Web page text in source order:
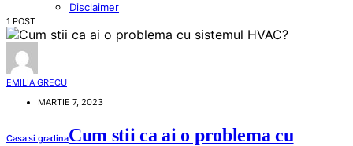
Disclaimer
1 POST
EMILIA GRECU
MARTIE 7, 2023
Casa si gradinaCum stii ca ai o problema cu